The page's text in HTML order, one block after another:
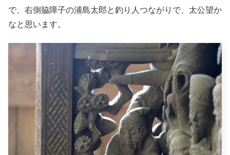
で、右側脇障子の浦島太郎と釣り人つながりで、太公望か
なと思います。